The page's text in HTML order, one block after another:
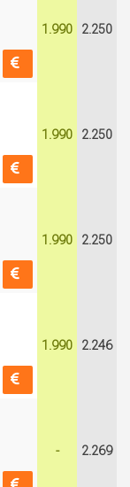
1.990 2.250
1.990 2.250
1.990 2.250
1.990 2.246
- 2.269